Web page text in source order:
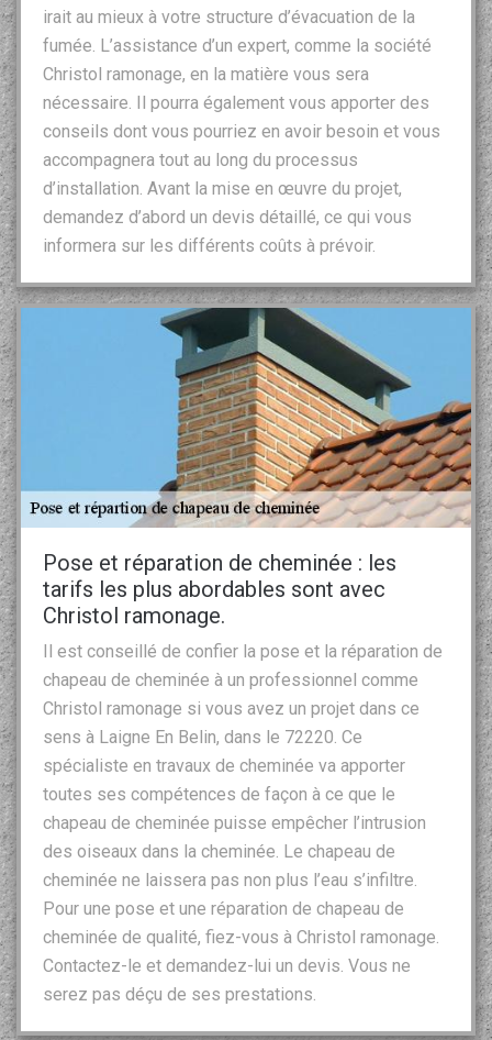
irait au mieux à votre structure d’évacuation de la
fumée. L’assistance d’un expert, comme la société
Christol ramonage, en la matière vous sera
nécessaire. Il pourra également vous apporter des
conseils dont vous pourriez en avoir besoin et vous
accompagnera tout au long du processus
d’installation. Avant la mise en œuvre du projet,
demandez d’abord un devis détaillé, ce qui vous
informera sur les différents coûts à prévoir.
Pose et réparation de cheminée : les
tarifs les plus abordables sont avec
Christol ramonage.
Il est conseillé de confier la pose et la réparation de
chapeau de cheminée à un professionnel comme
Christol ramonage si vous avez un projet dans ce
sens à Laigne En Belin, dans le 72220. Ce
spécialiste en travaux de cheminée va apporter
toutes ses compétences de façon à ce que le
chapeau de cheminée puisse empêcher l’intrusion
des oiseaux dans la cheminée. Le chapeau de
cheminée ne laissera pas non plus l’eau s’infiltre.
Pour une pose et une réparation de chapeau de
cheminée de qualité, fiez-vous à Christol ramonage.
Contactez-le et demandez-lui un devis. Vous ne
serez pas déçu de ses prestations.